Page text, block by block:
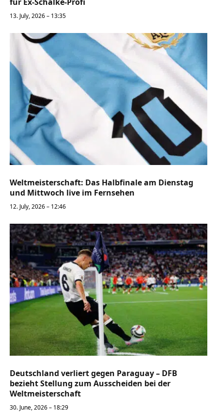
13. July, 2026 – 13:35
Weltmeisterschaft: Das Halbfinale am Dienstag
und Mittwoch live im Fernsehen
12. July, 2026 – 12:46
Deutschland verliert gegen Paraguay – DFB
bezieht Stellung zum Ausscheiden bei der
Weltmeisterschaft
30. June, 2026 – 18:29